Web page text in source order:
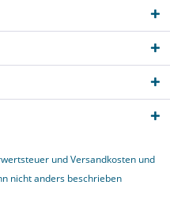
werden komplett montiert
Ausstattung. Diese
optische
mit TW-Kupplung und
Füllstandsanzeiger,
und Automatik-Zapfpistole
verfügt dieses Modell
Liter erhältlich. Zusätzlich
durch ihre
undVersandkostenund
nicht anders beschrieben